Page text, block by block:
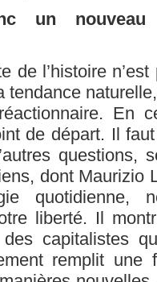
un nouveau
de l’histoire
En
de départ. Il
questions,
dont Maurizio
quotidienne,
liberté. Il
capitalistes
remplit une